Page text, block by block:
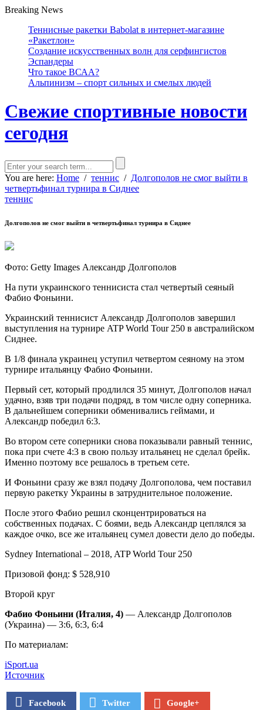
Breaking News
Теннисные ракетки Babolat в интернет-магазине
«Ракетлон»
Создание искусственных волн для серфингистов
Эспандеры
Что такое ВСАА?
Альпинизм – спорт сильных и смелых людей
Свежие спортивные новости
сегодня
You are here: Home / теннис / Долгополов не смог выйти в
четвертьфинал турнира в Сиднее
теннис
Долгополов не смог выйти в четвертьфинал турнира в Сиднее
Фото: Getty Images Александр Долгополов
На пути украинского теннисиста стал четвертый сеяный
Фабио Фоньини.
Украинский теннисист Александр Долгополов завершил
выступления на турнире ATP World Tour 250 в австралийском
Сиднее.
В 1/8 финала украинец уступил четвертом сеяному на этом
турнире итальянцу Фабио Фоньини.
Первый сет, который продлился 35 минут, Долгополов начал
удачно, взяв три подачи подряд, в том числе одну соперника.
В дальнейшем соперники обменивались геймами, и
Александр победил 6:3.
Во втором сете соперники снова показывали равный теннис,
пока при счете 4:3 в свою пользу итальянец не сделал брейк.
Именно поэтому все решалось в третьем сете.
И Фоньини сразу же взял подачу Долгополова, чем поставил
первую ракетку Украины в затруднительное положение.
После этого Фабио решил сконцентрироваться на
собственных подачах. С боями, ведь Александр цеплялся за
каждое очко, все же итальянец сумел довести дело до победы.
Sydney International – 2018, ATP World Tour 250
Призовой фонд: $ 528,910
Второй круг
Фабио Фоньини (Италия, 4) — Александр Долгополов
(Украина) — 3:6, 6:3, 6:4
По материалам:
iSport.ua
Источник
Facebook Twitter Google+